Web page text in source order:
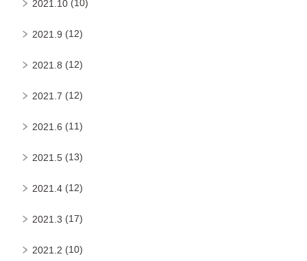
2021.10 (10)
2021.9 (12)
2021.8 (12)
2021.7 (12)
2021.6 (11)
2021.5 (13)
2021.4 (12)
2021.3 (17)
2021.2 (10)